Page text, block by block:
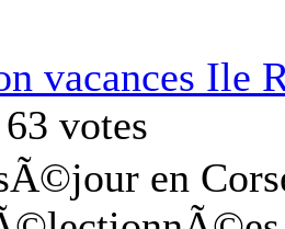
vacances Ile
votes
en